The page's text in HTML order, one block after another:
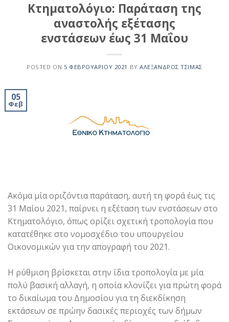
Κτηματολόγιο: Παράταση της
αναστολής εξέτασης
ενστάσεων έως 31 Μαΐου
POSTED ON 5 ΦΕΒΡΟΥΑΡΊΟΥ 2021 BYΑΛΈΞΑΝΔΡΟΣ ΤΣΊΜΑΣ
05
Φεβ
Ακόμα μία οριζόντια παράταση, αυτή τη φορά έως τις
31 Μαίου 2021, παίρνει η εξέταση των ενστάσεων στο
Κτηματολόγιο, όπως ορίζει σχετική τροπολογία που
κατατέθηκε στο νομοσχέδιο του υπουργείου
Οικονομικών για την απογραφή του 2021.
Η ρύθμιση βρίσκεται στην ίδια τροπολογία με μία
πολύ βασική αλλαγή, η οποία κλονίζει για πρώτη φορά
το δικαίωμα του Δημοσίου για τη διεκδίκηση
εκτάσεων σε πρώην δασικές περιοχές των δήμων